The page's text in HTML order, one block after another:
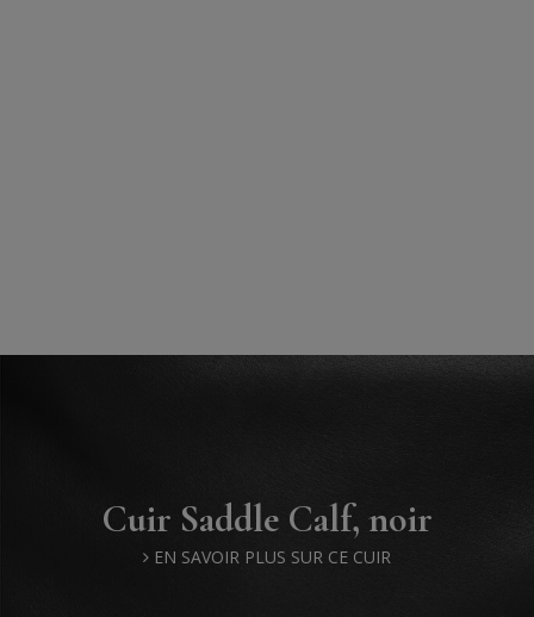
Cuir Saddle Calf, noir
EN SAVOIR PLUS SUR CE CUIR